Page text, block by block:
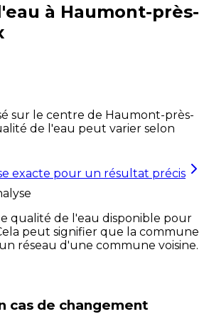
à Haumont-près-
sur le centre de Haumont-près-
de l'eau peut varier selon
exacte pour un résultat précis
qualité de l'eau disponible pour
peut signifier que la commune
réseau d'une commune voisine.
cas de changement